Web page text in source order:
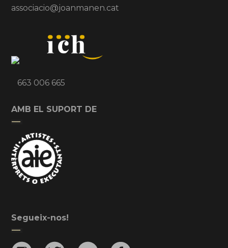
associacio@joanmanen.cat
663 006 665
AMB EL SUPORT DE
Segueix-nos!